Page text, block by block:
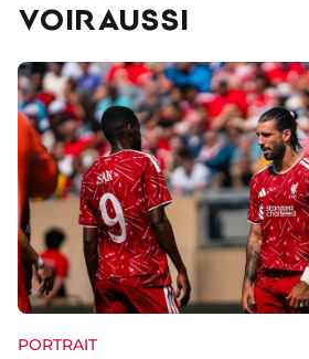
VOIR AUSSI
PORTRAIT